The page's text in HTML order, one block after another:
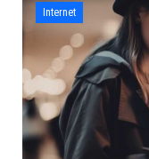
Internet